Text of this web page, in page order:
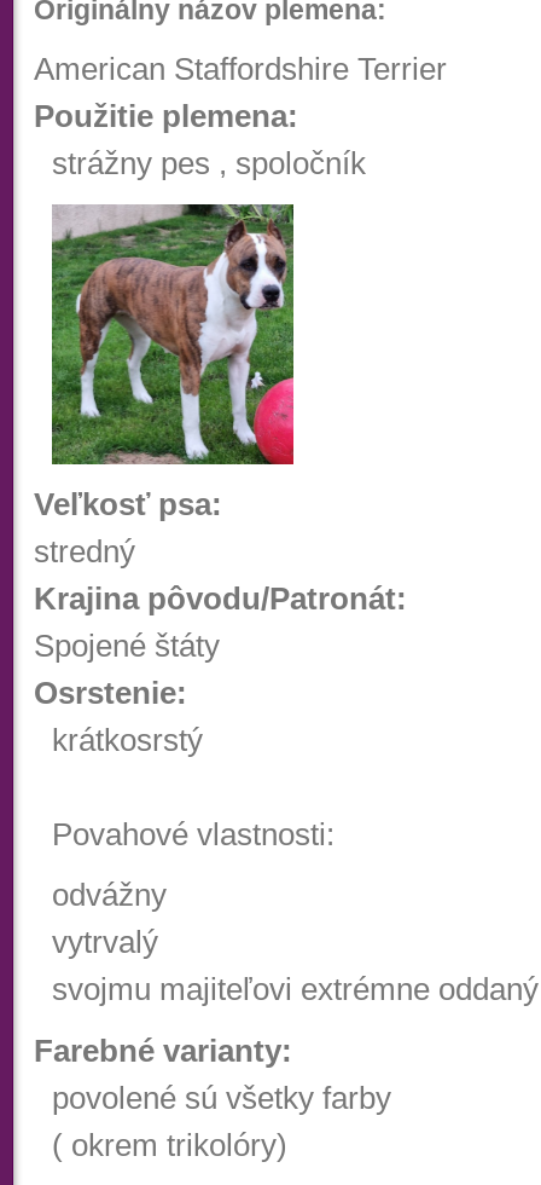
Originálny názov plemena:
American Staffordshire Terrier
Použitie plemena:
strážny pes , spoločník
Veľkosť psa:
stredný
Krajina pôvodu/Patronát:
Spojené štáty
Osrstenie:
Povahové vlastnosti:
odvážny
vytrvalý
svojmu majiteľovi extrémne oddaný
Farebné varianty:
povolené sú všetky farby
( okrem trikolóry)